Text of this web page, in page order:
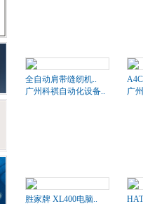
全自动肩带缝纫机..
广州科祺自动化设备..
广
胜家牌 XL400电脑..